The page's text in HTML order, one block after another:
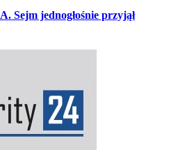
Sejm jednogłośnie przyjął